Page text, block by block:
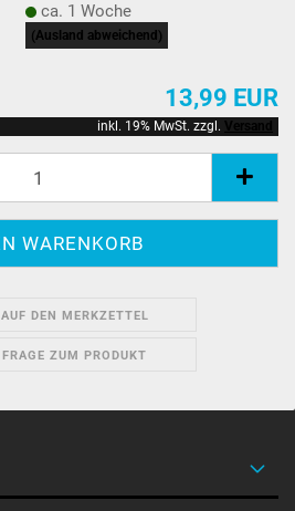
ca. 1 Woche
(Ausland abweichend)
13,99 EUR
inkl. 19% MwSt. zzgl. Versand
AUF DEN MERKZETTEL
FRAGE ZUM PRODUKT